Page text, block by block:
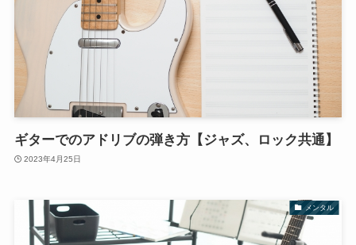
ギターでのアドリブの弾き方【ジャズ、ロック共通】
2023年4月25日
メンタル